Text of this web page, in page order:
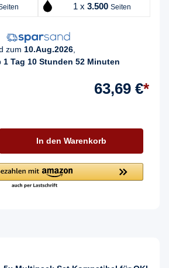
1 x 3.500 Seiten
zum 10.Aug.2026
1 Tag 10 Stunden 52 Minuten
63,69 €*
In den Warenkorb